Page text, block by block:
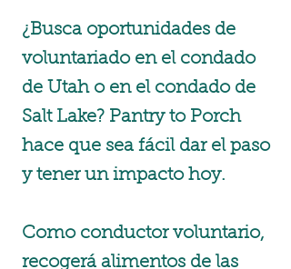
¿Busca oportunidades de
voluntariado en el condado
de Utah o en el condado de
Salt Lake? Pantry to Porch
hace que sea fácil dar el paso
y tener un impacto hoy.
Como conductor voluntario,
recogerá alimentos de las